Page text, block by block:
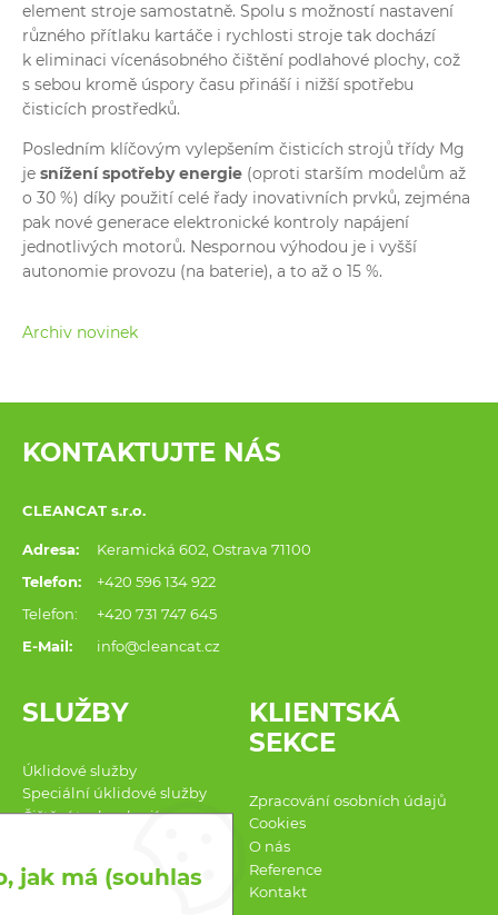
element stroje samostatně. Spolu s možností nastavení
různého přítlaku kartáče i rychlosti stroje tak dochází
k eliminaci vícenásobného čištění podlahové plochy, což
s sebou kromě úspory času přináší i nižší spotřebu
čisticích prostředků.
Posledním klíčovým vylepšením čisticích strojů třídy Mg
je snížení spotřeby energie (oproti starším modelům až
o 30 %) díky použití celé řady inovativních prvků, zejména
pak nové generace elektronické kontroly napájení
jednotlivých motorů. Nespornou výhodou je i vyšší
autonomie provozu (na baterie), a to až o 15 %.
Archiv novinek
KONTAKTUJTE NÁS
CLEANCAT s.r.o.
Adresa:
Keramická 602, Ostrava 71100
Telefon:
+420 596 134 922
Telefon:
+420 731 747 645
E-Mail:
info@cleancat.cz
SLUŽBY
Úklidové služby
Speciální úklidové služby
Čištění technologií
CORA PLUS
KLIENTSKÁ
SEKCE
Zpracování osobních údajů
Cookies
O nás
Reference
Kontakt
jak má (souhlas